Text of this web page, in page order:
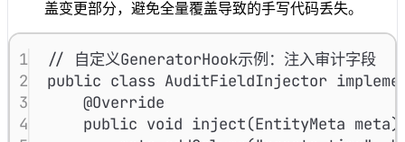
盖变更部分，避免全量覆盖导致的手写代码丢失。
1
// 自定义GeneratorHook示例：注入审计字段
2
public class AuditFieldInjector
3
@Override
4
public void inject(EntityMeta meta)